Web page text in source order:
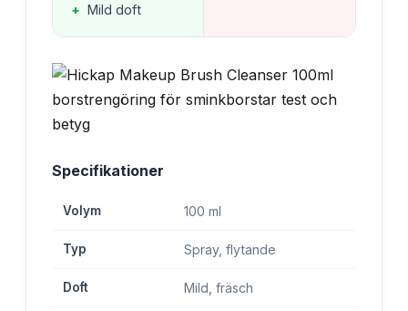
+ Mild doft
Specifikationer
Volym 100 ml
Typ Spray, flytande
Doft Mild, fräsch